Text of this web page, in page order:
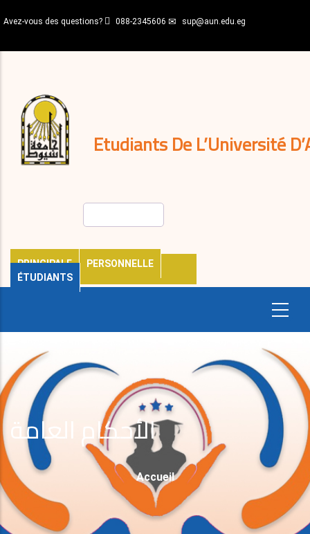
au
principal
Avez-vous des questions? 088-2345606 sup@aun.edu.eg
Etudiants De L’Université
PRINCIPALE
PERSONNELLE
ÉTUDIANTS
décisions
Expatriés
Journal
الأحكام العامة
Fil
D'Ariane
Accueil